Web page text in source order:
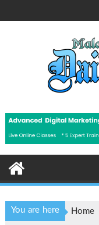
to
You are here
Home